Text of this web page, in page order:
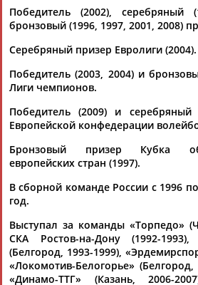
АБДРАХМАНОВАБДРАХМАНОВА
Рамазан
АБДУЛАЕВ
Тагир
Камиль
Камалудин
Абдула
Победитель (2002), серебряный
бронзовый (1996, 1997, 2001, 2008)
Серебряный призер Евролиги (2004).
Победитель (2003, 2004) и
Лиги чемпионов.
Победитель (2009) и серебряный
Европейской конфедерации
Бронзовый призер Кубка
европейских стран (1997).
В сборной команде России с 1996
год.
Выступал за команды «Торпедо»
СКА Ростов-на-Дону (1992-1993),
(Белгород, 1993-1999),
«Локомотив-Белогорье» (Белгород,
«Динамо-ТТГ» (Казань, 2006-